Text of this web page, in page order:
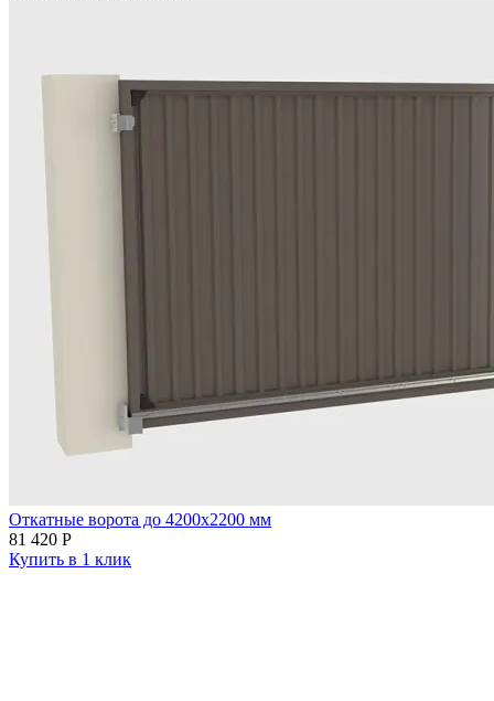
Откатные ворота до 4200х2200 мм
81 420 Р
Купить в 1 клик